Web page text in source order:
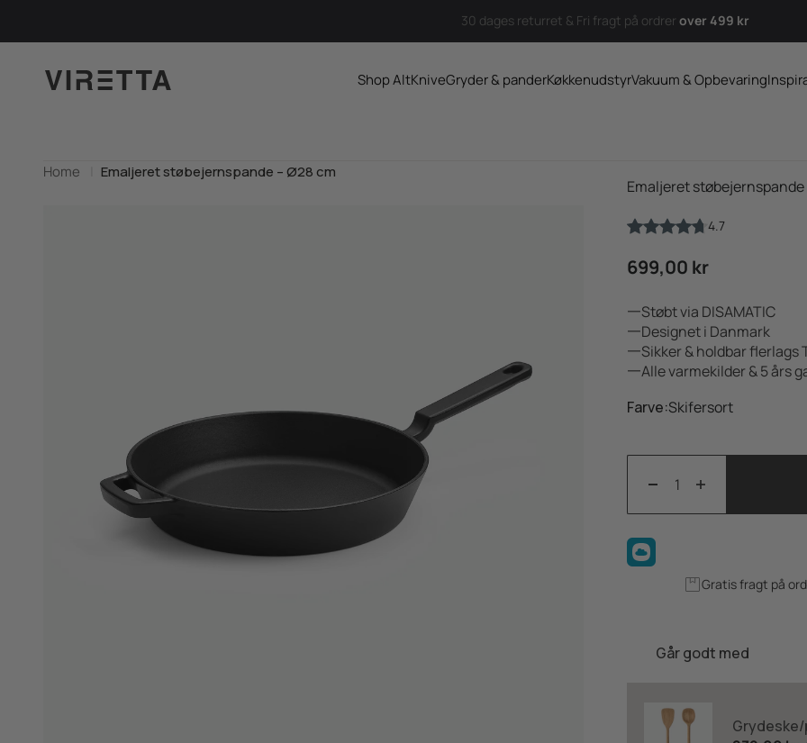
30 dages returret & Fri fragt på ordrer over 499 kr
Shop AltKniveGryder & panderKøkkenudstyrVakuum & Opbevaring
Viretta.dk
Home Emaljeret støbejernspande – Ø28 cm
Emaljeret
4.7
Salgspris
699,00 kr
Støbt via DISAMATIC
Designet i Danmark
Sikker & holdbar flerlags
Alle varmekilder & 5 års
Farve:Skifersort
Gratis fragt på
Går godt med